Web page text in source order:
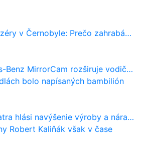
v Černobyle: Prečo zahrabávali Červený les pod zem?
rozširuje vodičovi výhľad a uberá autobusom odpor vzduchu
bolo napísaných bambilión
hlási navýšenie výroby a nárast tržieb. Ktorí odberatelia sú kľúčoví?
Robert Kaliňák však v čase